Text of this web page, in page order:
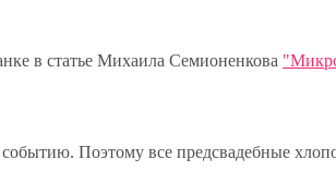
в статье Михаила Семионенкова
Поэтому все предсвадебные